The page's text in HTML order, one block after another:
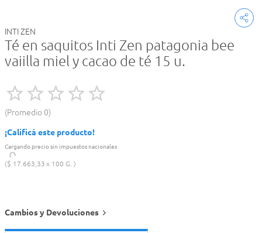
INTI ZEN
Té en saquitos Inti Zen patagonia bee
vaiilla miel y cacao de té 15 u.
Promedio 0
¡Calificá este producto!
Cargando precio sin impuestos nacionales
$ 17.663,33 100 G.
Cambios y Devoluciones